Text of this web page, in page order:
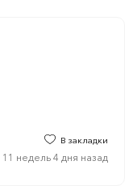
В закладки
11 недель 4 дня назад